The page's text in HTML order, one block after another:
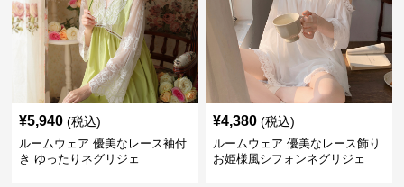
¥5,940 (税込)
ルームウェア 優美なレース袖付
き ゆったりネグリジェ
¥4,380 (税込)
ルームウェア 優美なレース飾り
お姫様風シフォンネグリジェ